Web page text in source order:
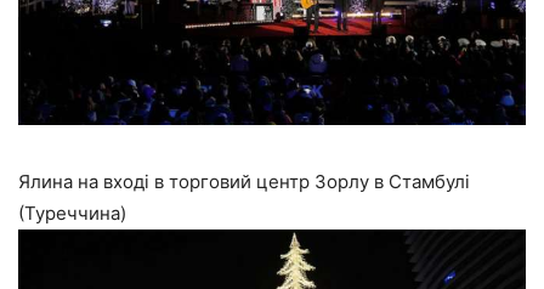
Ялина на вході в торговий центр Зорлу в Стамбулі
(Туреччина)